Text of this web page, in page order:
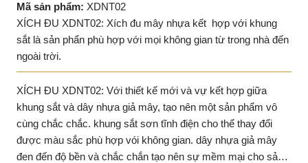
Mã sản phẩm: XDNT02
XÍCH ĐU XDNT02: Xích đu mây nhựa kết hợp với khung
sắt là sản phẩn phù hợp với mọi không gian từ trong nhà đến
ngoài trời.
XÍCH ĐU XDNT02: Với thiết kế mới và vự kết hợp giữa
khung sắt và dây nhựa giả mây, tạo nên một sản phẩm vô
cùng chắc chắc. khung sắt sơn tĩnh điện cho thể thay đổi
được màu sắc phù hợp vói không gian. dây nhựa giả mây
đen đến độ bền và chắc chắn tạo nên sự mềm mại cho sản